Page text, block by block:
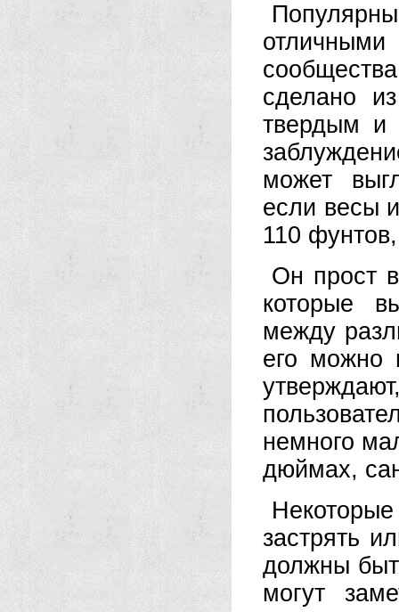
сделано
твердым и
может
если весы
110
Он прост
которые
между
его можно
немного
дюймах,
застрять
должны
могут